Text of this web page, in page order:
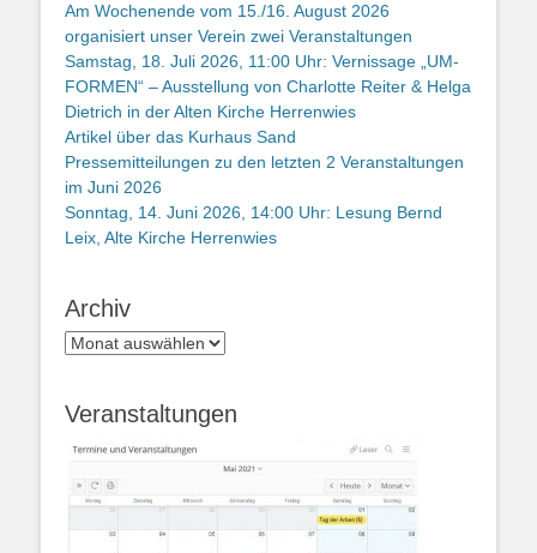
Am Wochenende vom 15./16. August 2026
organisiert unser Verein zwei Veranstaltungen
Samstag, 18. Juli 2026, 11:00 Uhr: Vernissage „UM-
FORMEN“ – Ausstellung von Charlotte Reiter & Helga
Dietrich in der Alten Kirche Herrenwies
Artikel über das Kurhaus Sand
Pressemitteilungen zu den letzten 2 Veranstaltungen
im Juni 2026
Sonntag, 14. Juni 2026, 14:00 Uhr: Lesung Bernd
Leix, Alte Kirche Herrenwies
Archiv
Archiv
Veranstaltungen